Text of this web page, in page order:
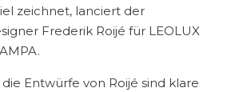
zeichnet, lanciert der
Frederik Roijé für LEOLUX
Entwürfe von Roijé sind klare